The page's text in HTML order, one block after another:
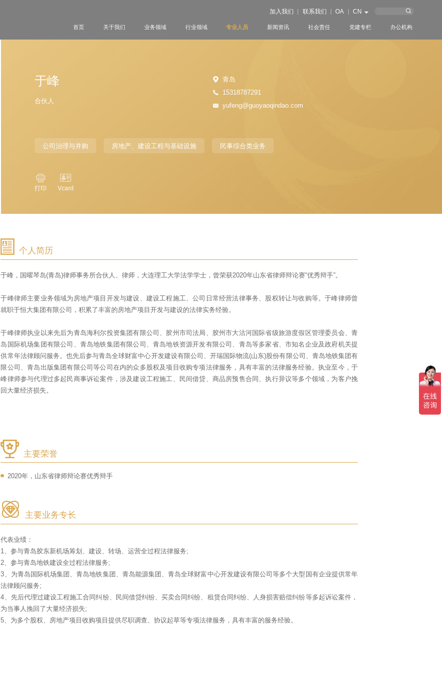
加入我们 联系我们 OA CN
首页 关于我们 业务领域 行业领域 专业人员 新闻资讯 社会责任 党建专栏 办公机构
于峰
合伙人
青岛
15318787291
yufeng@guoyaoqindao.com
公司治理与并购 房地产、建设工程与基础设施 民事综合类业务
打印 Vcard
个人简历
于峰，国曜琴岛(青岛)律师事务所合伙人、律师，大连理工大学法学学士，曾荣获2020年山东省律师辩论赛“优秀辩手”。
于峰律师主要业务领域为房地产项目开发与建设、建设工程施工、公司日常经营法律事务、股权转让与收购等。于峰律师曾
就职于恒大集团有限公司，积累了丰富的房地产项目开发与建设的法律实务经验。
于峰律师执业以来先后为青岛海利尔投资集团有限公司、胶州市司法局、胶州市大沽河国际省级旅游度假区管理委员会、青
岛国际机场集团有限公司、青岛地铁集团有限公司、青岛地铁资源开发有限公司、青岛等多家省、市知名企业及政府机关提
供常年法律顾问服务。也先后参与青岛全球财富中心开发建设有限公司、开瑞国际物流(山东)股份有限公司、青岛地铁集团有
限公司、青岛出版集团有限公司等公司在内的众多股权及项目收购专项法律服务，具有丰富的法律服务经验。执业至今，于
峰律师参与代理过多起民商事诉讼案件，涉及建设工程施工、民间借贷、商品房预售合同、执行异议等多个领域，为客户挽
回大量经济损失。
主要荣誉
2020年，山东省律师辩论赛优秀辩手
主要业务专长
代表业绩：
1、参与青岛胶东新机场筹划、建设、转场、运营全过程法律服务;
2、参与青岛地铁建设全过程法律服务;
3、为青岛国际机场集团、青岛地铁集团、青岛能源集团、青岛全球财富中心开发建设有限公司等多个大型国有企业提供常年
法律顾问服务;
4、先后代理过建设工程施工合同纠纷、民间借贷纠纷、买卖合同纠纷、租赁合同纠纷、人身损害赔偿纠纷等多起诉讼案件，
为当事人挽回了大量经济损失;
5、为多个股权、房地产项目收购项目提供尽职调查、协议起草等专项法律服务，具有丰富的服务经验。